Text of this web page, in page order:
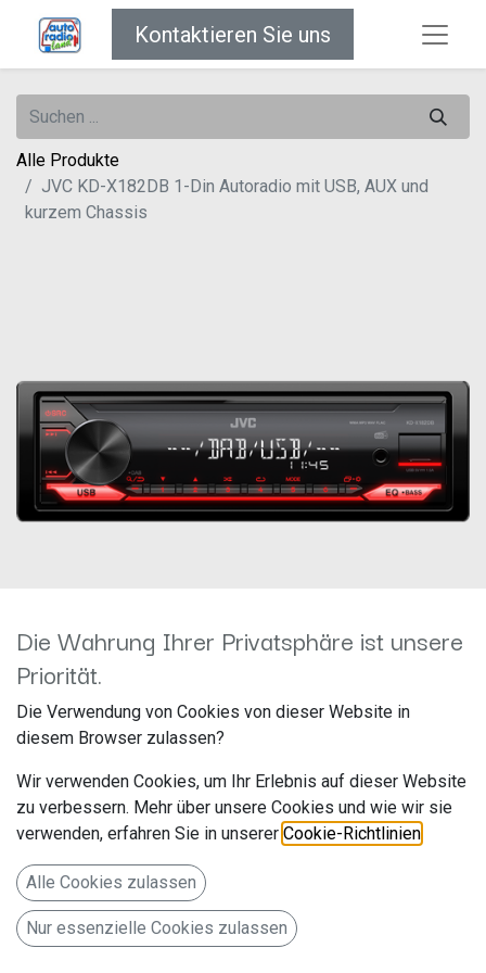
Kontaktieren Sie uns
Alle Produkte
JVC KD-X182DB 1-Din Autoradio mit USB, AUX und
kurzem Chassis
JVC KD-X182DB 1-Din
Autoradio mit USB, AUX und
kurzem Chassis
Artikelnummer: KD-X182DB
JVCKENWOOD Deutschland GmbH
Konrad-Adenauer-Allee 1-11
Die Wahrung Ihrer Privatsphäre ist unsere
Priorität.
Die Verwendung von Cookies von dieser Website in
diesem Browser zulassen?
Wir verwenden Cookies, um Ihr Erlebnis auf dieser Website
zu verbessern. Mehr über unsere Cookies und wie wir sie
verwenden, erfahren Sie in unserer Cookie-Richtlinien
Alle Cookies zulassen
Nur essenzielle Cookies zulassen